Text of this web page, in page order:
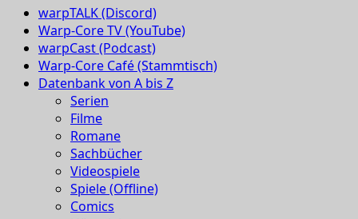
warpTALK (Discord)
Warp-Core TV (YouTube)
warpCast (Podcast)
Warp-Core Café (Stammtisch)
Datenbank von A bis Z
Serien
Filme
Romane
Sachbücher
Videospiele
Spiele (Offline)
Comics